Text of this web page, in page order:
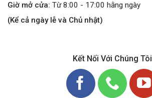
Giờ mở cửa: Từ 8:00 - 17:00 hằng ngày
(Kể cả ngày lễ và Chủ nhật)
Kết Nối Với Chúng Tôi